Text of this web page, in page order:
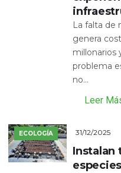
La falta de
genera
millonarios
problema
no...
Leer
ECOLOGÍA 31/12/2025
Instalan